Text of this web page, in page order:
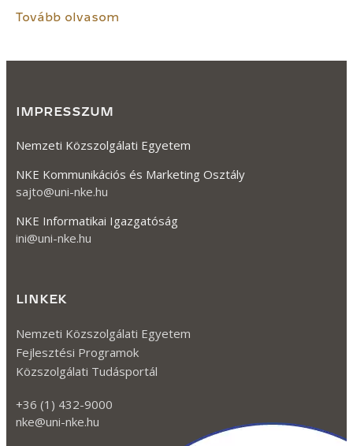
Tovább olvasom
A piaci szereplők olyan magartása, amely a
vagy torzítását célozza különösen a versenytársak
piacról való kiszorítása, a piacra lépés
megakadályozása vagy korlátozása révén a
Tovább olvasom
LOVASSZOLGÁLTATÁS
Olyan üzletszerű gazdasági tevékenység, amelynek
keretében ló igénybevételével szabadidős, terápiás
vagy oktatási célú szolgáltatást nyújtanak. A
jellegű turisztikai szolgáltatási tevékenységnek
minősül és folytatása a külön miniszteri...